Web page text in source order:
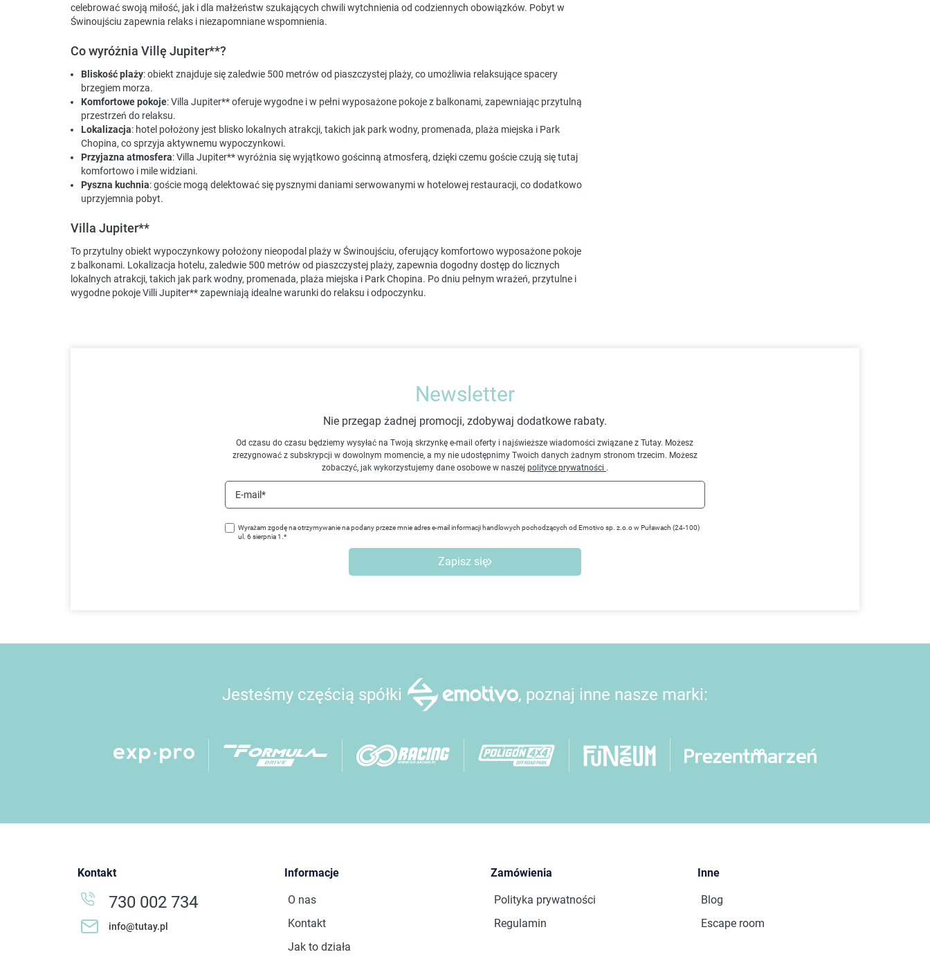
celebrować swoją miłość, jak i dla małżeństw szukających chwili wytchnienia od codziennych obowiązków. Pobyt w
Świnoujściu zapewnia relaks i niezapomniane wspomnienia.
Co wyróżnia Villę Jupiter**?
Bliskość plaży: obiekt znajduje się zaledwie 500 metrów od piaszczystej plaży, co umożliwia relaksujące spacery
brzegiem morza.
Komfortowe pokoje: Villa Jupiter** oferuje wygodne i w pełni wyposażone pokoje z balkonami, zapewniając przytulną
przestrzeń do relaksu.
Lokalizacja: hotel położony jest blisko lokalnych atrakcji, takich jak park wodny, promenada, plaża miejska i Park
Chopina, co sprzyja aktywnemu wypoczynkowi.
Przyjazna atmosfera: Villa Jupiter** wyróżnia się wyjątkowo gościnną atmosferą, dzięki czemu goście czują się tutaj
komfortowo i mile widziani.
Pyszna kuchnia: goście mogą delektować się pysznymi daniami serwowanymi w hotelowej restauracji, co dodatkowo
uprzyjemnia pobyt.
Villa Jupiter**
To przytulny obiekt wypoczynkowy położony nieopodal plaży w Świnoujściu, oferujący komfortowo wyposażone pokoje
z balkonami. Lokalizacja hotelu, zaledwie 500 metrów od piaszczystej plaży, zapewnia dogodny dostęp do licznych
lokalnych atrakcji, takich jak park wodny, promenada, plaża miejska i Park Chopina. Po dniu pełnym wrażeń, przytulne i
wygodne pokoje Villi Jupiter** zapewniają idealne warunki do relaksu i odpoczynku.
Newsletter
Nie przegap żadnej promocji, zdobywaj dodatkowe rabaty.
Od czasu do czasu będziemy wysyłać na Twoją skrzynkę e-mail oferty i najświeższe wiadomości związane z Tutay. Możesz
zrezygnować z subskrypcji w dowolnym momencie, a my nie udostępnimy Twoich danych żadnym stronom trzecim. Możesz
zobaczyć, jak wykorzystujemy dane osobowe w naszej polityce prywatności .
E-mail*
Wyrażam zgodę na otrzymywanie na podany przeze mnie adres e-mail informacji handlowych pochodzących od Emotivo sp. z.o.o w Puławach (24-100)
ul. 6 sierpnia 1.*
Zapisz się
Jesteśmy częścią spółki , poznaj inne nasze marki:
Kontakt
730 002 734
info@tutay.pl
Informacje
O nas
Kontakt
Jak to działa
Zamówienia
Polityka prywatności
Regulamin
Inne
Blog
Escape room